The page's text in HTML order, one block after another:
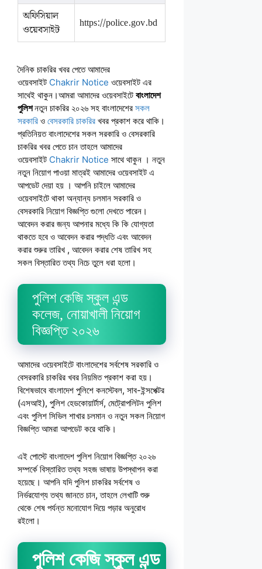
অফিসিয়াল
ওয়েবসাইট
https://police.gov.bd
দৈনিক চাকরির খবর পেতে আমাদের
ওয়েবসাইট Chakrir Notice ওয়েবসাইট এর
সাথেই থাকুন।আমরা আমাদের ওয়েবসাইটে বাংলাদেশ
পুলিশনতুন চাকরির ২০২৬ সহ বাংলাদেশের সকল
সরকারি ও বেসরকারি চাকরির খবর প্রকাশ করে থাকি।
প্রতিনিয়ত বাংলাদেশের সকল সরকারি ও বেসরকারি
চাকরির খবর পেতে চান তাহলে আমাদের
ওয়েবসাইট Chakrir Notice সাথে থাকুন । নতুন
নতুন নিয়োগ পাওয়া মাত্রই আমাদের ওয়েবসাইট এ
আপডেট দেয়া হয় । আপনি চাইলে আমাদের
ওয়েবসাইটে থাকা অন্যান্য চলমান সরকারি ও
বেসরকারি নিয়োগ বিজ্ঞপ্তি গুলো দেখতে পারেন।
আবেদন করার জন্য আপনার মধ্যে কি কি যোগ্যতা
থাকতে হবে ও আবেদন করার পদ্ধতি এবং আবেদন
করার শুরুর তারিখ , আবেদন করার শেষ তারিখ সহ
সকল বিস্তারিত তথ্য নিচে তুলে ধরা হলো।
পুলিশ কেজি স্কুল এন্ড
কলেজ, নোয়াখালী নিয়োগ
বিজ্ঞপ্তি ২০২৬
আমাদের ওয়েবসাইটে বাংলাদেশের সর্বশেষ সরকারি ও
বেসরকারি চাকরির খবর নিয়মিত প্রকাশ করা হয়।
বিশেষভাবে বাংলাদেশ পুলিশে কনস্টেবল, সাব-ইন্সপেক্টর
(এসআই), পুলিশ হেডকোয়ার্টার্স, মেট্রোপলিটন পুলিশ
এবং পুলিশ সিভিল শাখার চলমান ও নতুন সকল নিয়োগ
বিজ্ঞপ্তি আমরা আপডেট করে থাকি।
এই পোস্টে বাংলাদেশ পুলিশ নিয়োগ বিজ্ঞপ্তি ২০২৬
সম্পর্কে বিস্তারিত তথ্য সহজ ভাষায় উপস্থাপন করা
হয়েছে। আপনি যদি পুলিশ চাকরির সর্বশেষ ও
নির্ভরযোগ্য তথ্য জানতে চান, তাহলে লেখাটি শুরু
থেকে শেষ পর্যন্ত মনোযোগ দিয়ে পড়ার অনুরোধ
রইলো।
পুলিশ কেজি স্কুল এন্ড